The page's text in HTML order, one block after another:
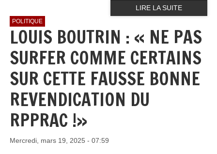
LIRE LA SUITE
POLITIQUE
LOUIS BOUTRIN : « NE PAS
SURFER COMME CERTAINS
SUR CETTE FAUSSE BONNE
REVENDICATION DU
RPPRAC !»
Mercredi, mars 19, 2025 - 07:59